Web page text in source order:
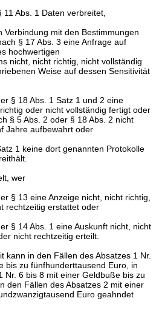
Abs. 1 Daten verbreitet,
Verbindung mit den Bestimmungen
§ 17 Abs. 3 eine Anfrage auf
hochwertigen
nicht, nicht richtig, nicht vollständig
Weise auf dessen Sensitivität
§ 18 Abs. 1 Satz 1 und 2 eine
oder nicht vollständig fertigt oder
§ 5 Abs. 2 oder § 18 Abs. 2 nicht
Jahre aufbewahrt oder
1 keine dort genannten Protokolle
wer
§ 13 eine Anzeige nicht, nicht richtig,
rechtzeitig erstattet oder
§ 14 Abs. 1 eine Auskunft nicht, nicht
nicht rechtzeitig erteilt.
kann in den Fällen des Absatzes 1 Nr.
bis zu fünfhunderttausend Euro, in
Nr. 6 bis 8 mit einer Geldbuße bis zu
den Fällen des Absatzes 2 mit einer
Euro geahndet